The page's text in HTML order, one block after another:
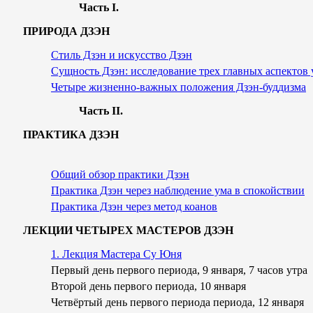
Часть I.
ПРИРОДА ДЗЭН
Стиль Дзэн и искусство Дзэн
Сущность Дзэн: исследование трех главных аспектов
Четыре жизненно-важных положения Дзэн-буддизма
Часть II.
ПРАКТИКА ДЗЭН
Общий обзор практики Дзэн
Практика Дзэн через наблюдение ума в спокойствии
Практика Дзэн через метод коанов
ЛЕКЦИИ ЧЕТЫРЕХ МАСТЕРОВ ДЗЭН
1. Лекция Мастера Су Юня
Первый день первого периода, 9 января, 7 часов утра
Второй день первого периода, 10 января
Четвёртый день первого периода периода, 12 января